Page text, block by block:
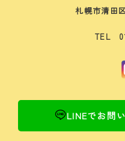
札幌市清田
TEL
LINEでお問